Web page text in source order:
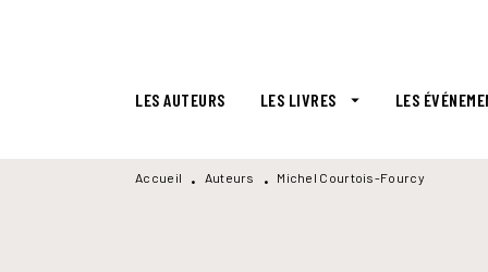
LES AUTEURS LES LIVRES arrow_drop_down LES
Accueil • Auteurs • Michel Courtois-Fourcy